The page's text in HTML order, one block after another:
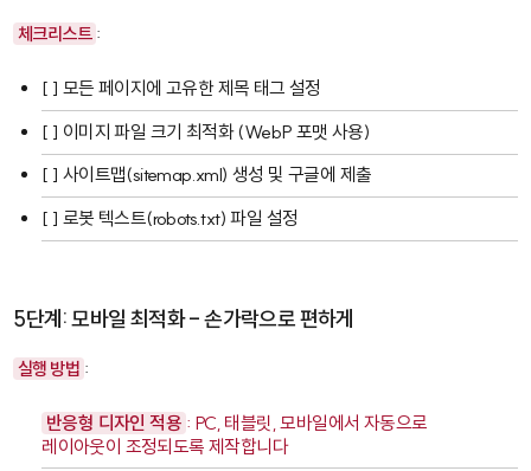
체크리스트 :
[ ] 모든 페이지에 고유한 제목 태그 설정
[ ] 이미지 파일 크기 최적화 (WebP 포맷 사용)
[ ] 사이트맵(sitemap.xml) 생성 및 구글에 제출
[ ] 로봇 텍스트(robots.txt) 파일 설정
5단계: 모바일 최적화 - 손가락으로 편하게
실행 방법 :
반응형 디자인 적용 : PC, 태블릿, 모바일에서 자동으로
레이아웃이 조정되도록 제작합니다